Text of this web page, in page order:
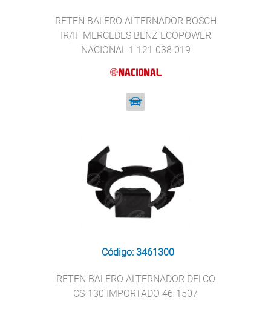
RETEN BALERO ALTERNADOR BOSCH
IR/IF MERCEDES BENZ ECOPOWER
NACIONAL 1 121 038 019
Código: 3461300
RETEN BALERO ALTERNADOR DELCO
CS-130 IMPORTADO 46-1507